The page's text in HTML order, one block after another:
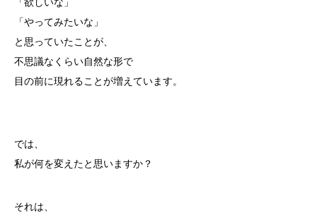
「欲しいな」
「やってみたいな」
と思っていたことが、
不思議なくらい自然な形で
目の前に現れることが増えています。
では、
私が何を変えたと思いますか？
それは、